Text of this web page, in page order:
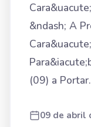
&ndash; A
(09) a
09 de abril